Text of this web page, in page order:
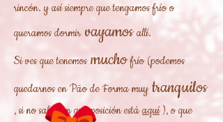
rincón. y así siempre que tengamos frío o
queramos dormir vayamos allí.
Si ves que tenemos mucho frío (podemos
quedarnos en Pão de Forma muy tranquilos
, si no sabes en qué posición estáaquí), o que